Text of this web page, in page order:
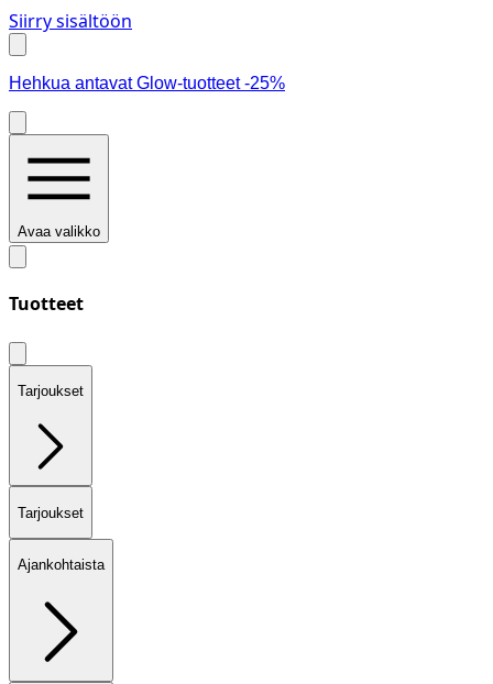
Siirry sisältöön
Hehkua antavat Glow-tuotteet -25%
Avaa valikko
Tuotteet
Tarjoukset
Tarjoukset
Ajankohtaista